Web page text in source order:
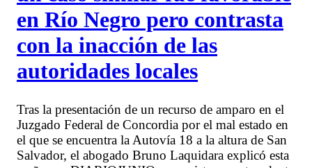
en Río Negro pero contrasta
con la inacción de las
autoridades locales
Tras la presentación de un recurso de amparo en el
Juzgado Federal de Concordia por el mal estado en
el que se encuentra la Autovía 18 a la altura de San
Salvador, el abogado Bruno Laquidara explicó esta